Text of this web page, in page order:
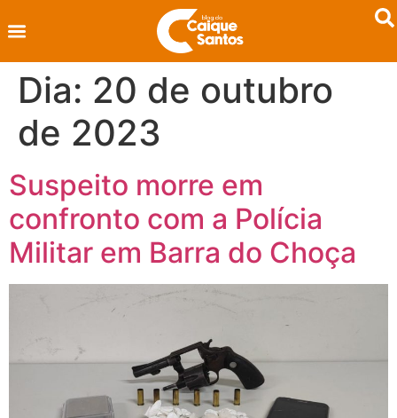
Dia: 20 de outubro
de 2023
Suspeito morre em
confronto com a Polícia
Militar em Barra do Choça